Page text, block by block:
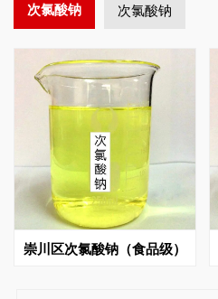
次氯酸钠 次氯酸钠
崇川区次氯酸钠（食品级）